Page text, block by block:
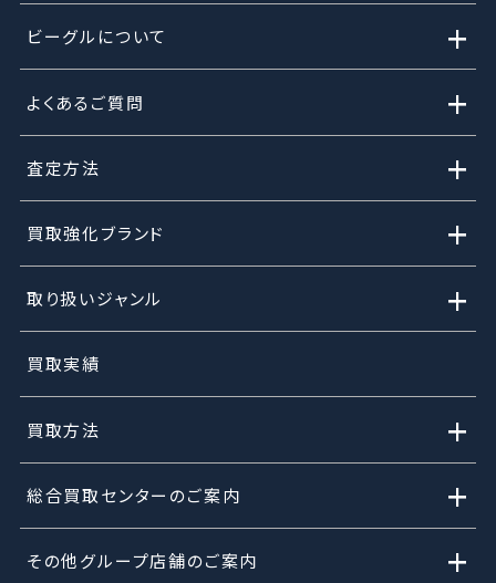
ビーグルについて +
よくあるご質問 +
査定方法 +
買取強化ブランド +
取り扱いジャンル +
買取実績
買取方法 +
総合買取センターのご案内 +
その他グループ店舗のご案内 +